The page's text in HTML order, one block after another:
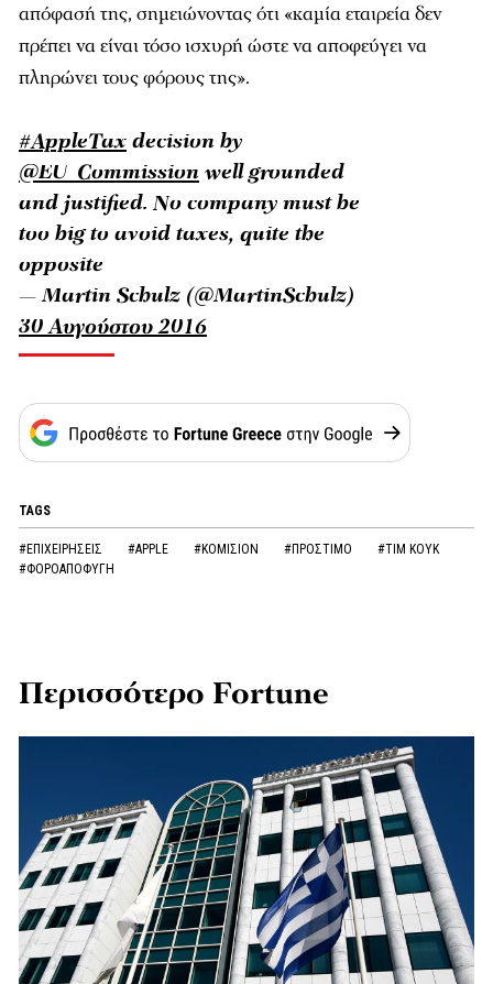
απόφασή της, σημειώνοντας ότι «καμία εταιρεία δεν
πρέπει να είναι τόσο ισχυρή ώστε να αποφεύγει να
πληρώνει τους φόρους της».
#AppleTaxdecision by
@EU_Commissionwell grounded
and justified. No company must be
too big to avoid taxes, quite the
opposite
— Martin Schulz (@MartinSchulz)
30 Αυγούστου 2016
TAGS
#ΕΠΙΧΕΙΡΗΣΕΙΣ #APPLE #ΚΟΜΙΣΙΟΝ #ΠΡΟΣΤΙΜΟ
#ΤΙΜ ΚΟΥΚ
#ΦΟΡΟΑΠΟΦΥΓΗ
Περισσότερο Fortune